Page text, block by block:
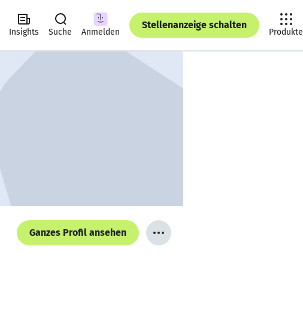
Insights Suche Anmelden
Stellenanzeige schalten
Produkte
Ganzes Profil ansehen